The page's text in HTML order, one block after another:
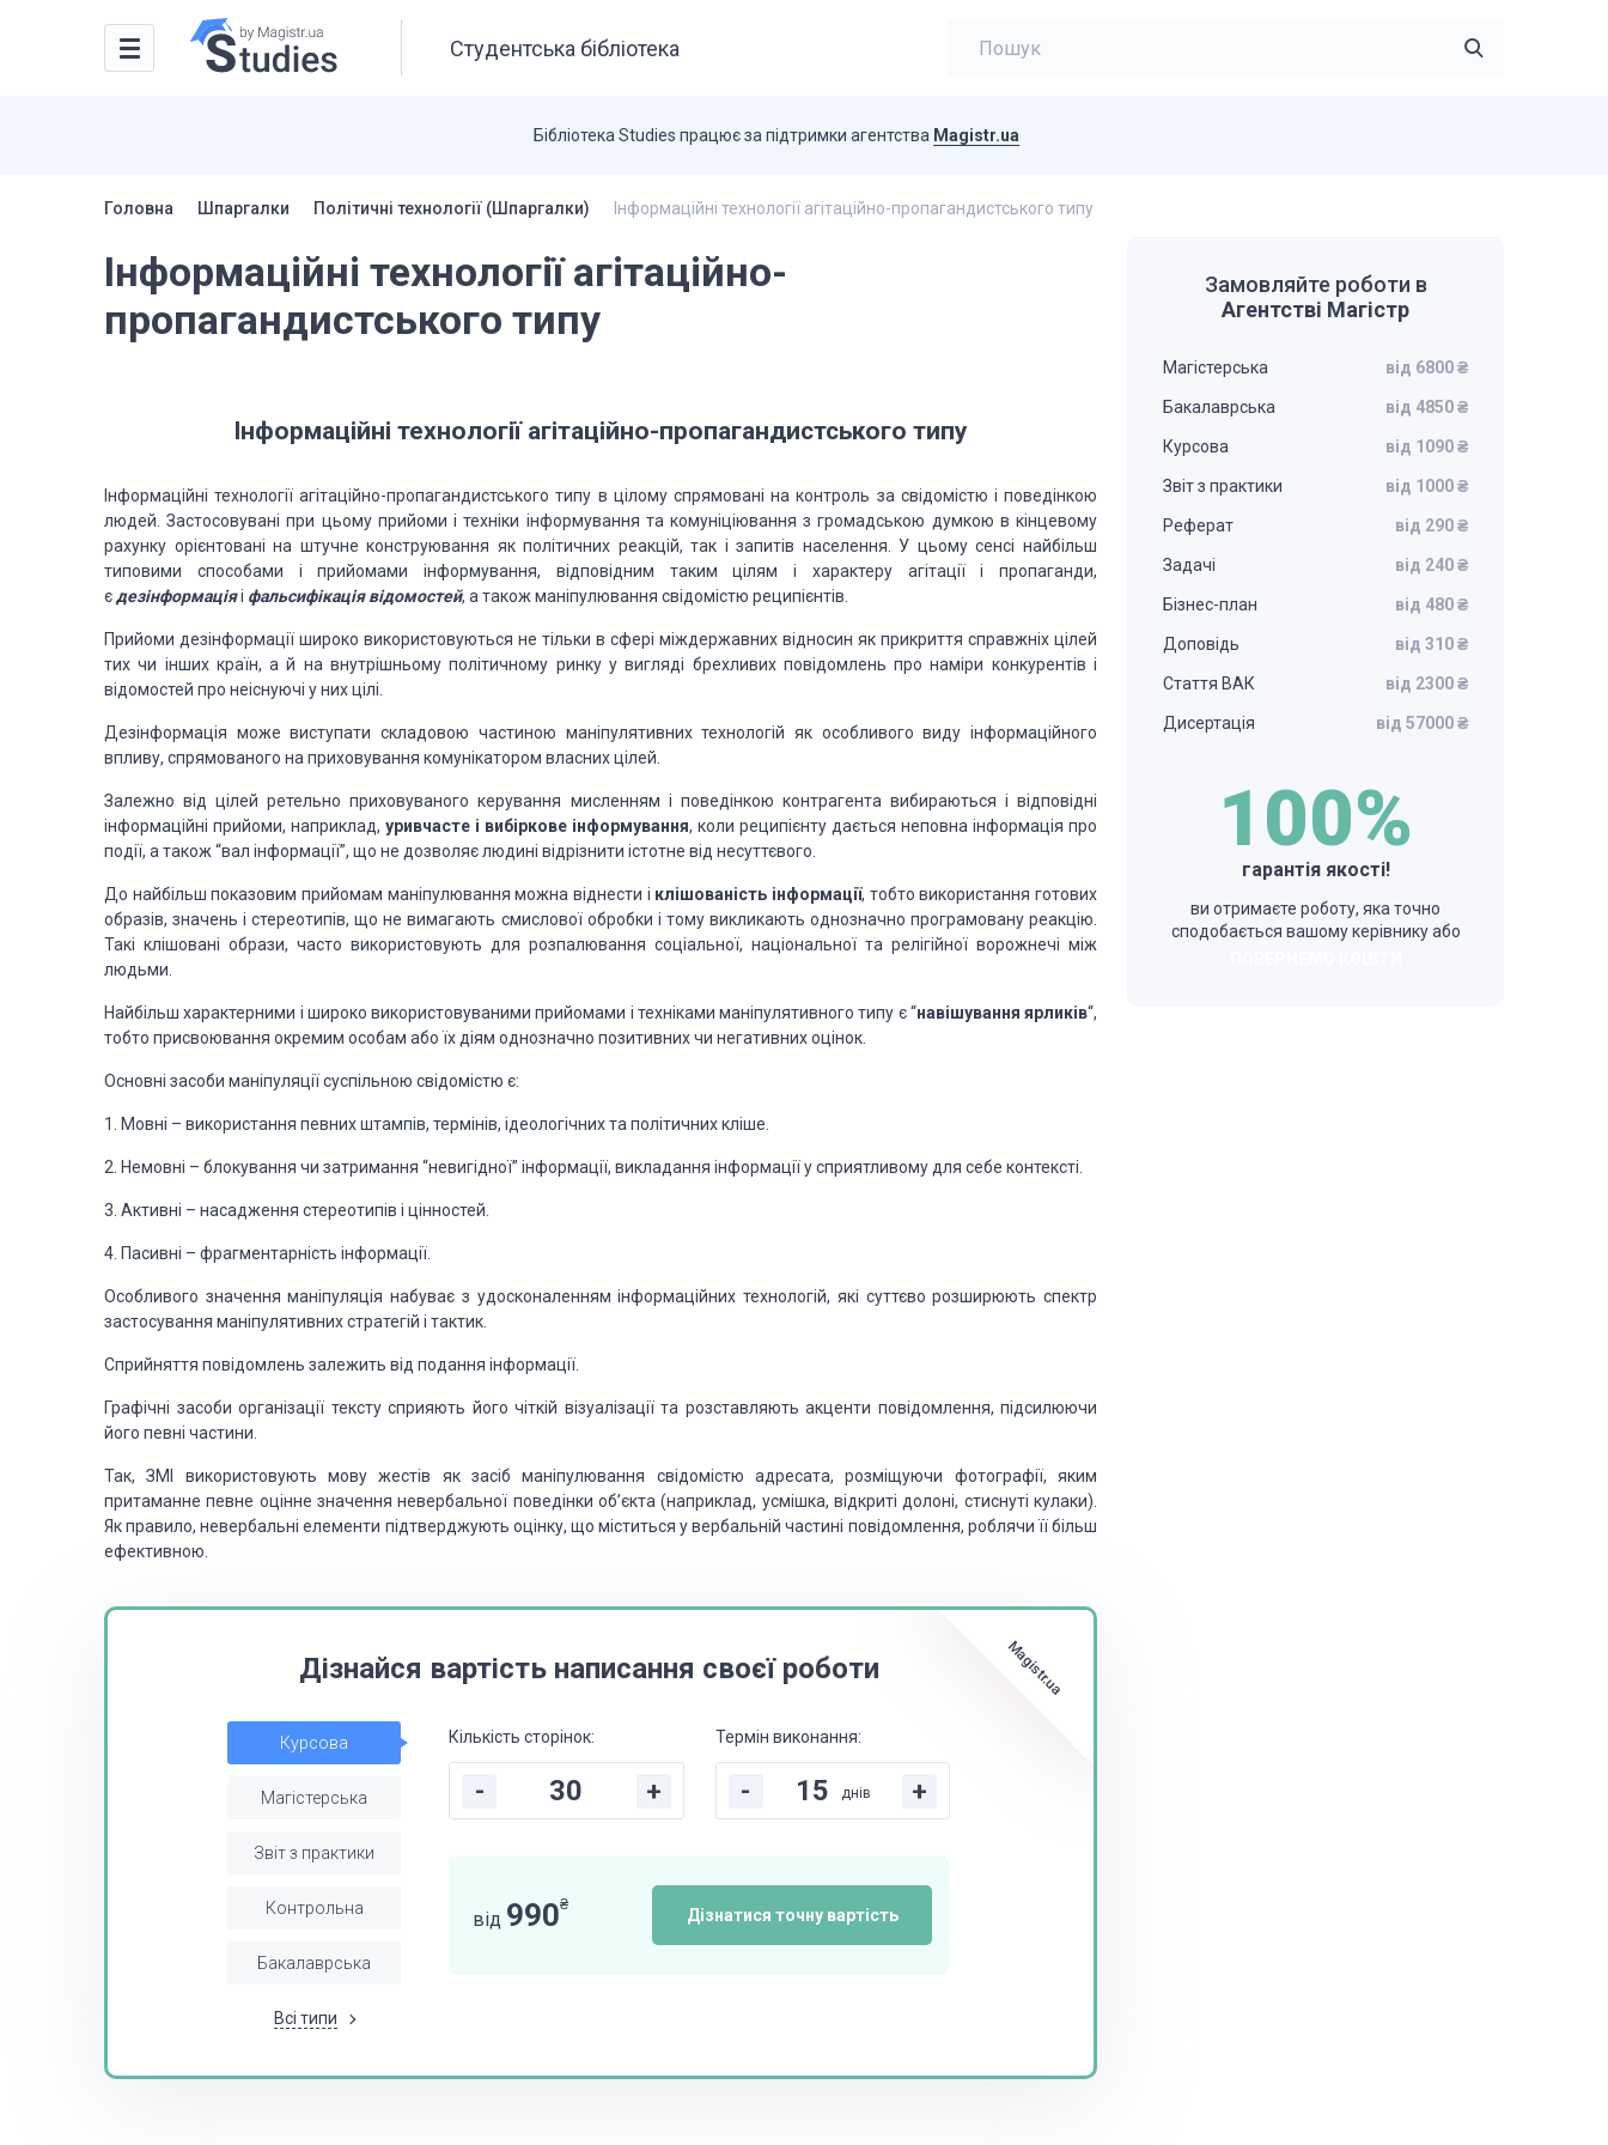
Студентська бібліотека
Бібліотека Studies працює за підтримки агентства Magistr.ua
Головна Шпаргалки Політичні технології (Шпаргалки) Інформаційні технології агітаційно-пропагандистського типу
Інформаційні технології агітаційно-
пропагандистського типу
Інформаційні технології агітаційно-пропагандистського типу
Інформаційні технології агітаційно-пропагандистського типу в цілому спрямовані на контроль за свідомістю і поведінкою
людей. Застосовувані при цьому прийоми і техніки інформування та комуніціювання з громадською думкою в кінцевому
рахунку орієнтовані на штучне конструювання як політичних реакцій, так і запитів населення. У цьому сенсі найбільш
типовими способами і прийомами інформування, відповідним таким цілям і характеру агітації і пропаганди,
єдезінформаціяі фальсифікація відомостей, а також маніпулювання свідомістю реципієнтів.
Прийоми дезінформації широко використовуються не тільки в сфері міждержавних відносин як прикриття справжніх цілей
тих чи інших країн, а й на внутрішньому політичному ринку у вигляді брехливих повідомлень про наміри конкурентів і
відомостей про неіснуючі у них цілі.
Дезінформація може виступати складовою частиною маніпулятивних технологій як особливого виду інформаційного
впливу, спрямованого на приховування комунікатором власних цілей.
Залежно від цілей ретельно приховуваного керування мисленням і поведінкою контрагента вибираються і відповідні
інформаційні прийоми, наприклад, уривчасте і вибіркове інформування, коли реципієнту дається неповна інформація про
події, а також “вал інформації”, що не дозволяє людині відрізнити істотне від несуттєвого.
До найбільш показовим прийомам маніпулювання можна віднести і клішованість інформації, тобто використання готових
образів, значень і стереотипів, що не вимагають смислової обробки і тому викликають однозначно програмовану реакцію.
Такі клішовані образи, часто використовують для розпалювання соціальної, національної та релігійної ворожнечі між
людьми.
Найбільш характерними і широко використовуваними прийомами і техніками маніпулятивного типу є “навішування ярликів“,
тобто присвоювання окремим особам або їх діям однозначно позитивних чи негативних оцінок.
Основні засоби маніпуляції суспільною свідомістю є:
1. Мовні – використання певних штампів, термінів, ідеологічних та політичних кліше.
2. Немовні – блокування чи затримання “невигідної” інформації, викладання інформації у сприятливому для себе контексті.
3. Активні – насадження стереотипів і цінностей.
4. Пасивні – фрагментарність інформації.
Особливого значення маніпуляція набуває з удосконаленням інформаційних технологій, які суттєво розширюють спектр
застосування маніпулятивних стратегій і тактик.
Сприйняття повідомлень залежить від подання інформації.
Графічні засоби організації тексту сприяють його чіткій візуалізації та розставляють акценти повідомлення, підсилюючи
його певні частини.
Так, ЗМІ використовують мову жестів як засіб маніпулювання свідомістю адресата, розміщуючи фотографії, яким
притаманне певне оцінне значення невербальної поведінки об’єкта (наприклад, усмішка, відкриті долоні, стиснуті кулаки).
Як правило, невербальні елементи підтверджують оцінку, що міститься у вербальній частині повідомлення, роблячи її більш
ефективною.
Magistr.ua
Дізнайся вартість написання своєї роботи
Курсова
Магістерська
Звіт з практики
Контрольна
Бакалаврська
Всі типи
Кількість сторінок:
- +
Термін виконання:
- днів +
від 990₴
Дізнатися точну вартість
Замовляйте роботи в
Агентстві Магістр
Магістерська від 6800 ₴
Бакалаврська від 4850 ₴
Курсова від 1090 ₴
Звіт з практики від 1000 ₴
Реферат від 290 ₴
Задачі від 240 ₴
Бізнес-план від 480 ₴
Доповідь від 310 ₴
Стаття ВАК від 2300 ₴
Дисертація від 57000 ₴
100%
гарантія якості!
ви отримаєте роботу, яка точно
сподобається вашому керівнику або